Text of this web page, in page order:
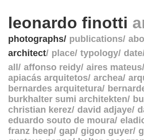
leonardo finotti
photographs publications
architect place typology date
all
affonso reidy aires mateus
apiacás arquitetos archea
bernardes arquitetura
burkhalter sumi architekten
christian kerez david adjaye
eduardo souto de moura
franz heep gap gigon guyer